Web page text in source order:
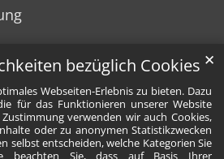
bezüglich Cookies
Webseiten-Erlebnis zu bieten. Dazu
für das Funktionieren unserer Website
verwenden wir auch Cookies,
oder zu anonymen Statistikzwecken
selbst entscheiden, welche Kategorien Sie
beachten Sie, dass auf Basis Ihrer
✕